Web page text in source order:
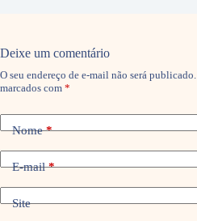
Deixe um comentário
O seu endereço de e-mail não será publicado.
marcados com *
Nome*
E-mail*
Site